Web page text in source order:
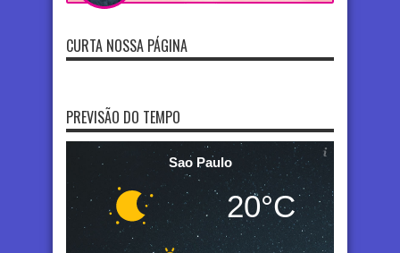
CURTA NOSSA PÁGINA
PREVISÃO DO TEMPO
Sao Paulo
20°C